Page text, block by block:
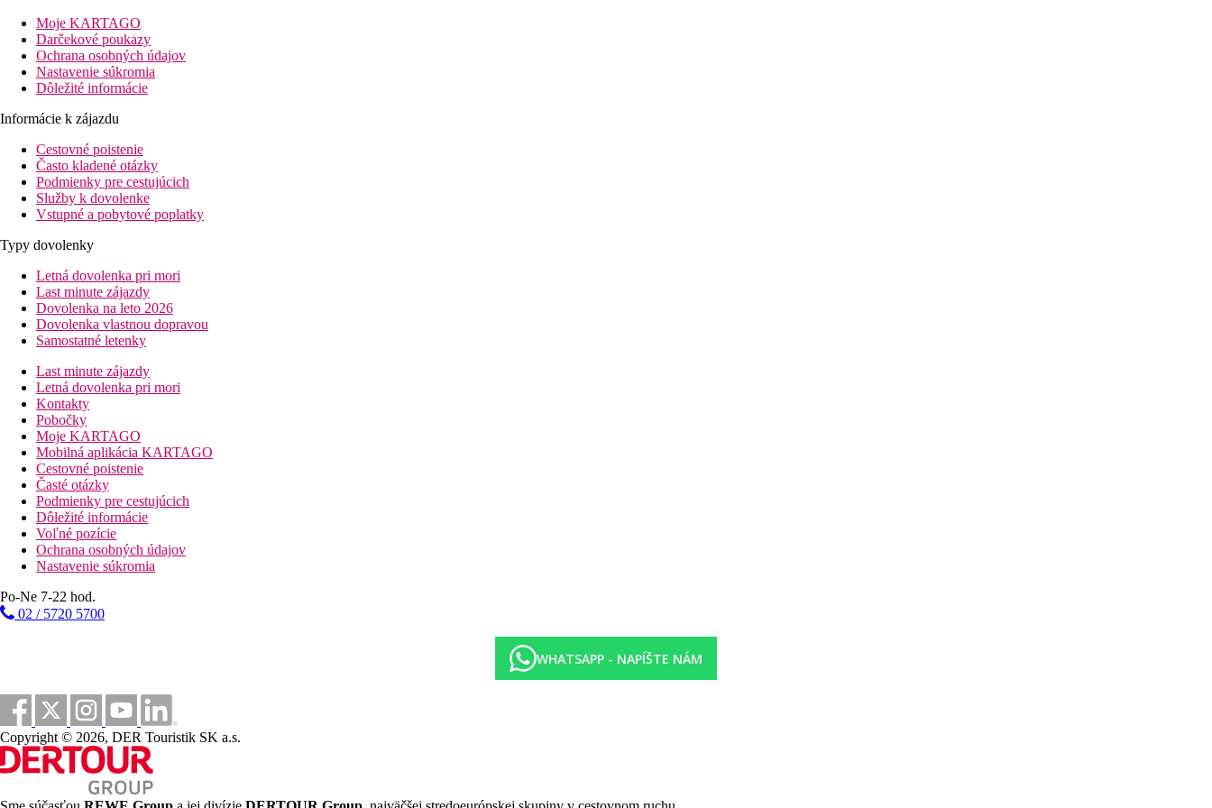
Vzdialenosť
pláže: pri pláži
letiska: 80 km
centra: 4 km
nákupné možnosti: 50 m
Popis izby
Štandardná izba
centrálne ovládaná klimatizácia
TV so satelitným príjmom
vlastné sociálne zariadenie (kúpeľňa, sušič vlasov, WC)
chladnička
trezor (za poplatok)
balkón alebo terasa
Ubytovanie za príplatok
Superior s výhľadom na more -
Deluxe s výhľadom na more
Suite Bungalov
Popis hotelu
vstupná hala s recepciou
bankomat (150 m)
zmenáreň
hlavná reštaurácia
á la carte reštaurácia - Tuniská, Talianska, Ázijská (nutná rezervácia)
lobby bar
bar pri bazéne
kaviareň
Wi-Fi
obchodná galéria
bazén (slnečníky a ležadlá zadarmo, plážové osušky za vratnú zálohu)
krytý bazén
detské ihrisko
mini klub
slnečníky a ležadlá (zadarmo)
plážové osušky (za vratnú zálohu)
bar na pláži
Športové aktivity zadarmo
animačné programy
stolný tenis
šípky
Moje KARTAGO
Darčekové poukazy
Ochrana osobných údajov
Nastavenie súkromia
Dôležité informácie
Informácie k zájazdu
Cestovné poistenie
Často kladené otázky
Podmienky pre cestujúcich
Služby k dovolenke
Vstupné a pobytové poplatky
Typy dovolenky
Letná dovolenka pri mori
Last minute zájazdy
Dovolenka na leto 2026
Dovolenka vlastnou dopravou
Samostatné letenky
Last minute zájazdy
Letná dovolenka pri mori
Kontakty
Pobočky
Moje KARTAGO
Mobilná aplikácia KARTAGO
Cestovné poistenie
Časté otázky
Podmienky pre cestujúcich
Dôležité informácie
Voľné pozície
Ochrana osobných údajov
Nastavenie súkromia
Po-Ne 7-22 hod.
02 / 5720 5700
WHATSAPP - NAPÍŠTE NÁM
Copyright © 2026, DER Touristik SK a.s.